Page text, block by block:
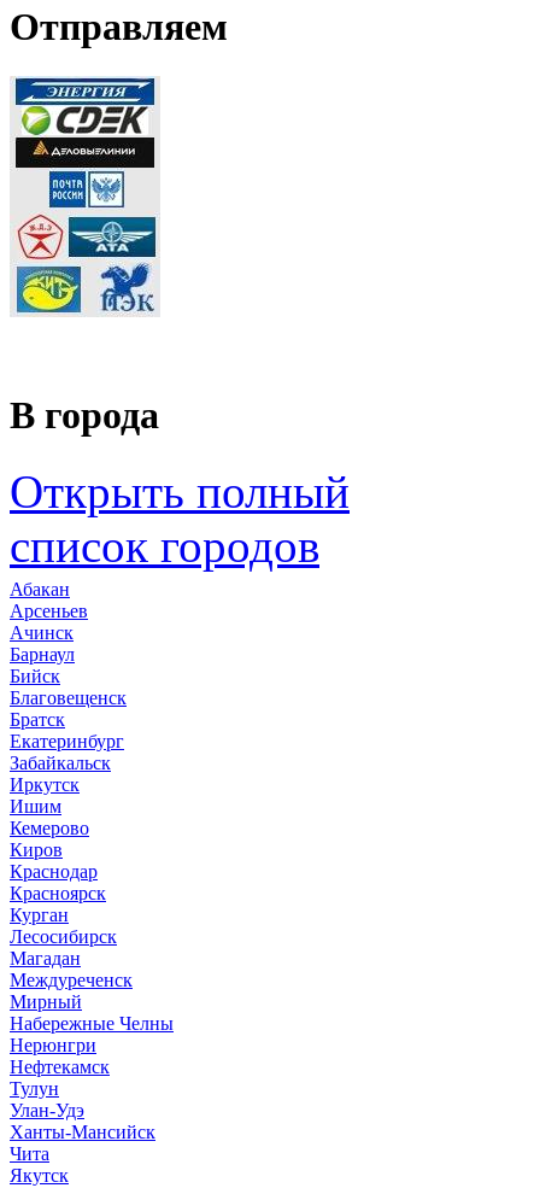
Отправляем
В города
Открыть полный
список городов
Абакан
Арсеньев
Ачинск
Барнаул
Бийск
Благовещенск
Братск
Екатеринбург
Забайкальск
Иркутск
Ишим
Кемерово
Киров
Краснодар
Красноярск
Курган
Лесосибирск
Магадан
Междуреченск
Мирный
Набережные Челны
Нерюнгри
Нефтекамск
Тулун
Улан-Удэ
Ханты-Мансийск
Чита
Якутск